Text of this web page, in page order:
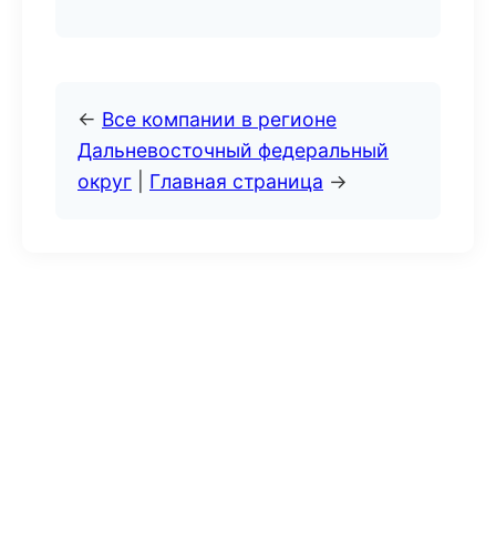
← Все компании в регионе
Дальневосточный федеральный
округ
Главная страница →